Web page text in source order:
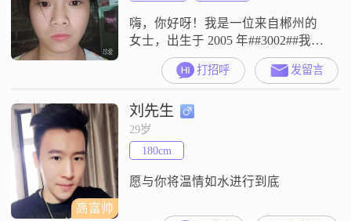
是生活的重心##3002##在生活中，
我勤俭节约
嗨，你好呀！我是一位来自郴州的
女士，出生于 2005 年##3002##我身
高 148cm，可能在身高方面不算特
别突出，但我相信内在的品质更重
要##3002##我的收入在 3000 元以
下，不过我对物质的需求并不高，
更注重生活的质量和幸福感
##3002##我中专毕业，在学习方面
我一直都很努力##3002##我性格温
柔体
打招呼 发留言
高富帅
刘先生
29岁
180cm
愿与你将温情如水进行到底